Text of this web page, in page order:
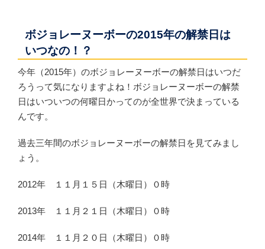
ボジョレーヌーボーの2015年の解禁日は
いつなの！？
今年（2015年）のボジョレーヌーボーの解禁日はいつだ
ろうって気になりますよね！ボジョレーヌーボーの解禁
日はいついつの何曜日かってのが全世界で決まっている
んです。
過去三年間のボジョレーヌーボーの解禁日を見てみまし
ょう。
2012年 １１月１５日（木曜日）０時
2013年 １１月２１日（木曜日）０時
2014年 １１月２０日（木曜日）０時